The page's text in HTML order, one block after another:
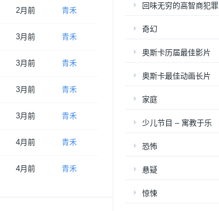
2月前 青禾
3月前 青禾
3月前 青禾
3月前 青禾
3月前 青禾
4月前 青禾
4月前 青禾
回味无穷的高智商犯罪
奇幻
奥斯卡历届最佳影片
奥斯卡最佳动画长片
家庭
少儿节目 – 寓教于乐
恐怖
悬疑
惊悚